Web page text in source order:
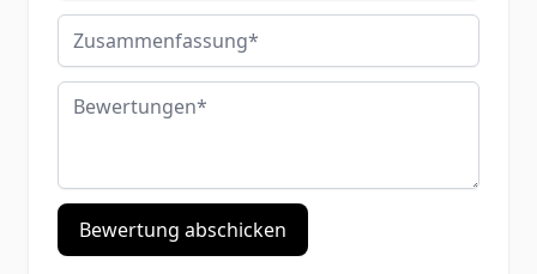
Zusammenfassung
Bewertungen
Bewertung abschicken